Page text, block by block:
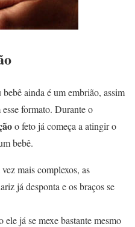
bebê ainda é um embrião, assim
formato. Durante o
o feto já começa a atingir o
bebê.
mais complexos, as
já desponta e os braços se
já se mexe bastante mesmo